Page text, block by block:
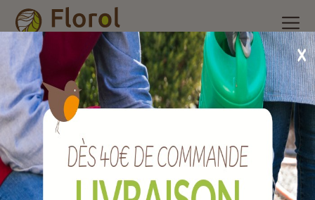
Accueil Nos produits /Arrosage/Raccords plastiques et
accessoires
/Pistolet d'arrosage pvc/métal tri-matière multijets
automatique.